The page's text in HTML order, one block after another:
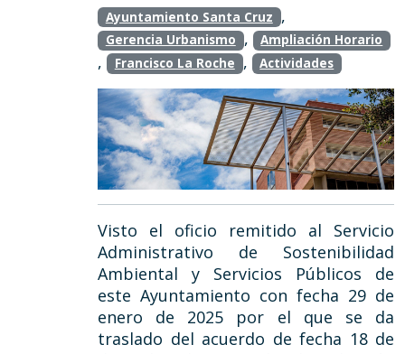
Ayuntamiento Santa Cruz ,
Gerencia Urbanismo , Ampliación Horario
, Francisco La Roche , Actividades
Visto el oficio remitido al Servicio
Administrativo de Sostenibilidad
Ambiental y Servicios Públicos de
este Ayuntamiento con fecha 29 de
enero de 2025 por el que se da
traslado del acuerdo de fecha 18 de